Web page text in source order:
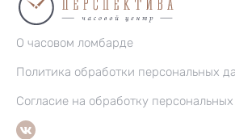
О часовом ломбарде
Политика обработки персональных
Согласие на обработку